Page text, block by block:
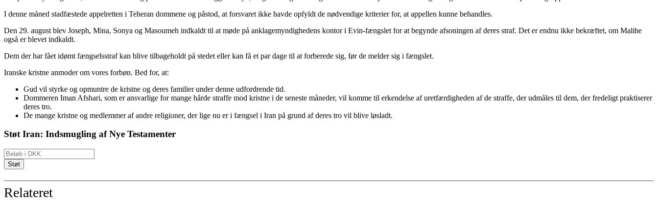
I denne måned stadfæstede appelretten i Teheran dommene og påstod, at forsvaret ikke havde opfyldt de nødvendige kriterier for, at appellen kunne behandles.
Den 29. august blev Joseph, Mina, Sonya og Masoumeh indkaldt til at møde på anklagemyndighedens kontor i Evin-fængslet for at begynde afsoningen af deres straf. Det er endnu ikke bekræftet, om Malihe
også er blevet indkaldt.
Dem der har fået idømt fængselsstraf kan blive tilbageholdt på stedet eller kan få et par dage til at forberede sig, før de melder sig i fængslet.
Iranske kristne anmoder om vores forbøn. Bed for, at:
Gud vil styrke og opmuntre de kristne og deres familier under denne udfordrende tid.
Dommeren Iman Afshari, som er ansvarlige for mange hårde straffe mod kristne i de seneste måneder, vil komme til erkendelse af uretfærdigheden af de straffe, der udmåles til dem, der fredeligt praktiserer
deres tro.
De mange kristne og medlemmer af andre religioner, der lige nu er i fængsel i Iran på grund af deres tro vil blive løsladt.
Støt Iran: Indsmugling af Nye Testamenter
Relateret